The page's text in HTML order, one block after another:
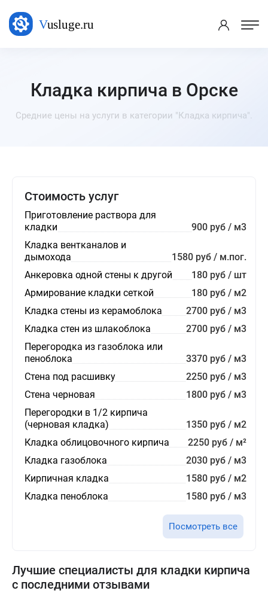
Кладка кирпича в Орске
Средние цены на услуги в категории "Кладка кирпича".
Стоимость услуг
Приготовление раствора для
кладки
900 руб / м3
Кладка вентканалов и
дымохода
1580 руб / м.пог.
Анкеровка одной стены к другой
180 руб / шт
Армирование кладки сеткой
180 руб / м2
Кладка стены из керамоблока
2700 руб / м3
Кладка стен из шлакоблока
2700 руб / м3
Перегородка из газоблока или
пеноблока
3370 руб / м3
Стена под расшивку
2250 руб / м3
Стена черновая
1800 руб / м3
Перегородки в 1/2 кирпича
(черновая кладка)
1350 руб / м2
Кладка облицовочного кирпича
2250 руб / м²
Кладка газоблока
2030 руб / м3
Кирпичная кладка
1580 руб / м2
Кладка пеноблока
1580 руб / м3
Посмотреть все
Лучшие специалисты для кладки кирпича
с последними отзывами